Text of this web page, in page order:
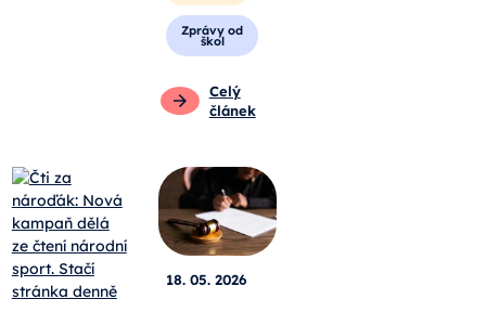
Zprávy od
škol
Celý
článek
18. 05. 2026